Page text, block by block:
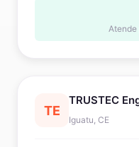
Atende
TE
TRUSTEC
Iguatu, CE